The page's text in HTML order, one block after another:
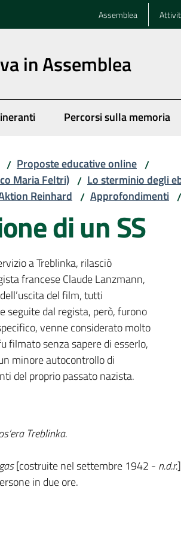
Assemblea
in Assemblea
Percorsi sulla memoria
/ Proposte educative online /
Maria Feltri) / Lo sterminio degli
Reinhard / Approfondimenti /
di un SS
a Treblinka, rilasciò
francese Claude Lanzmann,
del film, tutti
seguite dal regista, però, furono
venne considerato molto
filmato senza sapere di esserlo,
minore autocontrollo di
del proprio passato nazista.
Treblinka.
[costruite nel settembre 1942 - n.d.r.
in due ore.